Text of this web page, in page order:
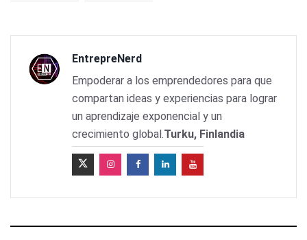
EntrepreNerd
Empoderar a los emprendedores para que
compartan ideas y experiencias para lograr
un aprendizaje exponencial y un
crecimiento global.Turku, Finlandia